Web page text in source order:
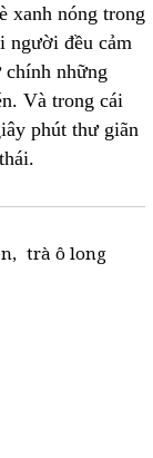
xanh nóng trong
người đều cảm
chính những
Và trong cái
phút thư giãn
, trà ô long